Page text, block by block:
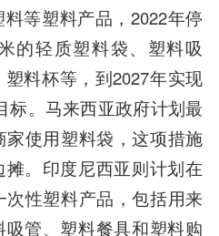
等塑料产品，2022年停
的轻质塑料袋、塑料吸
料杯等，到2027年实现
标。马来西亚政府计划最
家使用塑料袋，这项措施
。印度尼西亚则计划在
次性塑料产品，包括用来
管、塑料餐具和塑料购